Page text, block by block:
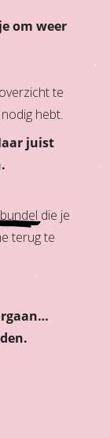
om weer
te
hebt.
juist
die je
terug te